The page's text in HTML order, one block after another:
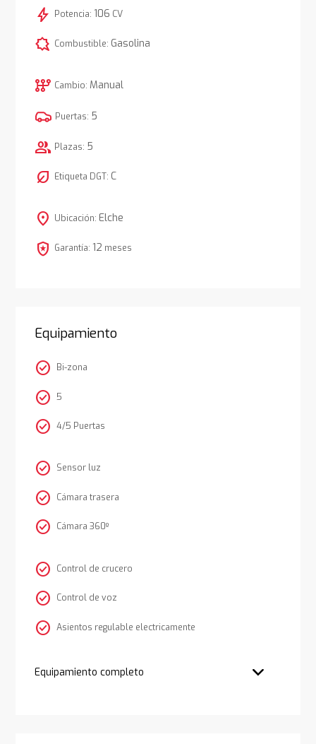
bolt Potencia: 106 CV
comic_bubble Combustible: Gasolina
auto_transmission Cambio: Manual
Puertas: 5
group Plazas: 5
nest_eco_leaf Etiqueta DGT: C
location_on Ubicación: Elche
local_police Garantía: 12 meses
Equipamiento
check_circle Bi-zona
check_circle 5
check_circle 4/5 Puertas
check_circle Sensor luz
check_circle Cámara trasera
check_circle Cámara 360º
check_circle Control de crucero
check_circle Control de voz
check_circle Asientos regulable electricamente
Equipamiento completo